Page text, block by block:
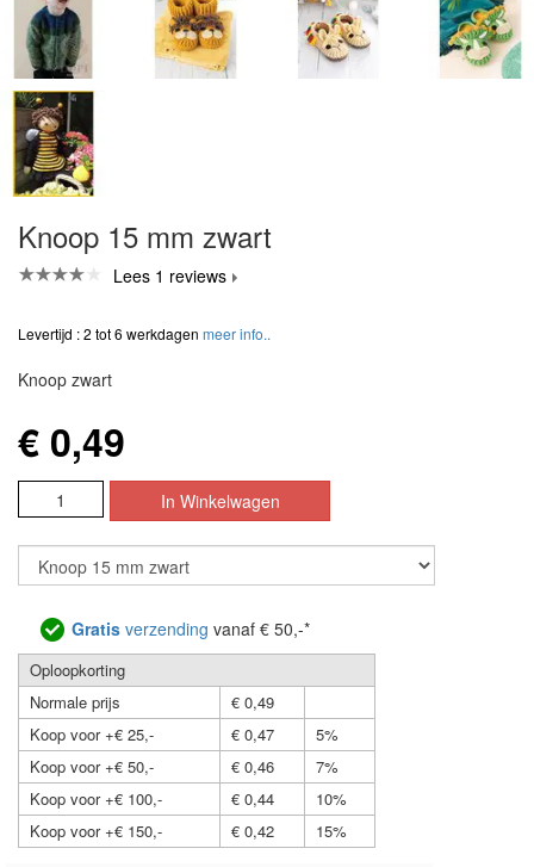
Knoop 15 mm zwart
Lees 1 reviews
Levertijd : 2 tot 6 werkdagen meer info..
Knoop zwart
€ 0,49
Gratis verzending vanaf € 50,-*
Oploopkorting
Normale prijs
€ 0,49
Koop voor +€ 25,-
€ 0,47
5%
Koop voor +€ 50,-
€ 0,46
7%
Koop voor +€ 100,-
€ 0,44
10%
Koop voor +€ 150,-
€ 0,42 15%